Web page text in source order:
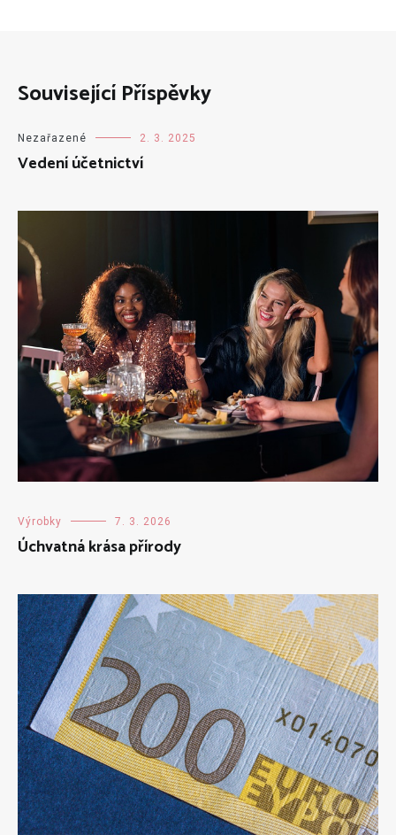
Související Příspěvky
Nezařazené 2. 3. 2025
Vedení účetnictví
Výrobky 7. 3. 2026
Úchvatná krása přírody